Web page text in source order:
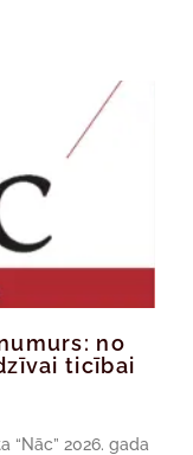
no
ticībai
“Nāc” 2026. gada